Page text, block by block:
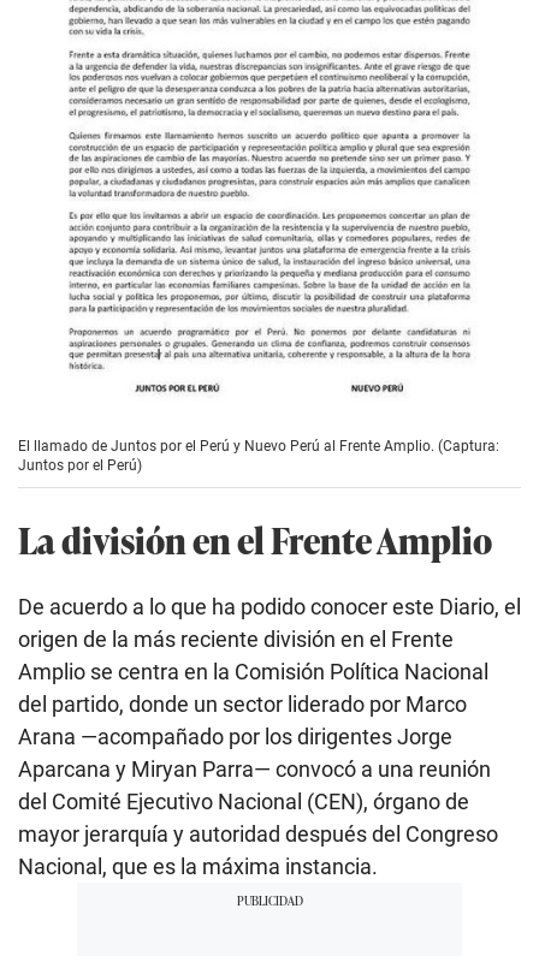
El llamado de Juntos por el Perú y Nuevo Perú al Frente Amplio. (Captura:
Juntos por el Perú)
La división en el Frente Amplio
De acuerdo a lo que ha podido conocer este Diario, el
origen de la más reciente división en el Frente
Amplio se centra en la Comisión Política Nacional
del partido, donde un sector liderado por Marco
Arana —acompañado por los dirigentes Jorge
Aparcana y Miryan Parra— convocó a una reunión
del Comité Ejecutivo Nacional (CEN), órgano de
mayor jerarquía y autoridad después del Congreso
Nacional, que es la máxima instancia.